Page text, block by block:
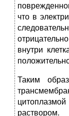
что в
внутри
Таким